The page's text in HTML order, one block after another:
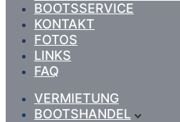
BOOTSSERVICE
KONTAKT
FOTOS
LINKS
FAQ
VERMIETUNG
BOOTSHANDEL